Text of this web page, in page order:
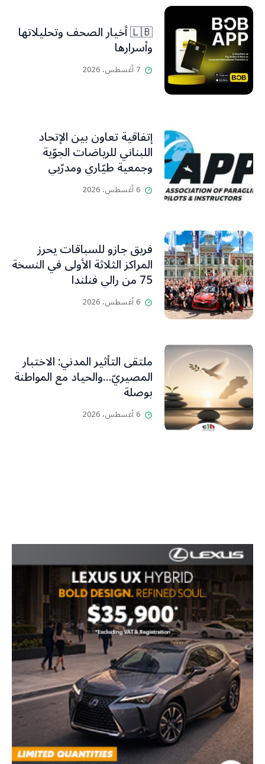
🇱🇧 أخيار الصحف وتحليلاتها
وأسرارها
7 أغسطس، 2026
إتفاقية تعاون بين الإتحاد
اللبناني للرياضات الجوّية
وجمعية طيّاري ومدرّبي
الطيران الشراعي
6 أغسطس، 2026
فريق جازو للسباقات يحرز
المراكز الثلاثة الأولى في النسخة
75 من رالي فنلندا
6 أغسطس، 2026
ملتقى التأثير المدني: الاختبار
المصيريّ…والحياد مع المواطنة
بوصلة
6 أغسطس، 2026